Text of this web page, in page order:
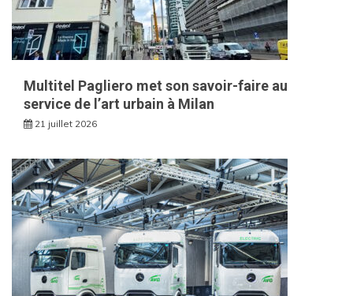
Multitel Pagliero met son savoir-faire au
service de l’art urbain à Milan
21 juillet 2026